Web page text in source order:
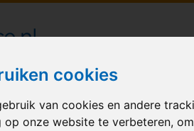
cookies
van cookies en andere
op onze website te verbeteren,
bezorgd in heel
BALLONNEN GELEGENHEID